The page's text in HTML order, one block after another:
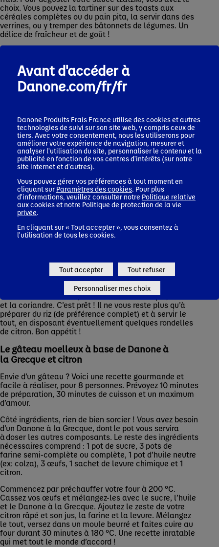
choix. Vous pouvez la tartiner sur des toasts aux
céréales complètes ou du pain pita, la servir dans des
verrines, ou y tremper des bâtonnets de légumes. Un
délice de fraîcheur et de goût !
Le poulet mariné au Danone à la Grecque et
aux épices
Cette recette familiale est la preuve que le Danone à
la Grecque a toute sa place dans vos recettes de plats
de résistance. Pour préparer un repas pour 4
Voici la liste des ingrédients nécessaires : 8 pilons de
poulet, 3 citrons verts, 1 piment, 10 brins de
coriandre lavée et ciselée, 1 pot de Danone à la
Grecque, 1 cuillère à soupe de miel, 2 gousses
d’ail épluchées et hachées, 1 cuillère à soupe de cumin
aussi du riz (par exemple) pour accompagner votre plat
de poulet.
Commencez par préparer une marinade en pressant un
citron, et en y ajoutant une cuillère à soupe d’huile
d’olive, le cumin et une gousse d’ail. Faites une grande
incision sur chaque pilon et laissez votre poulet
durant 20 minutes.
Pour votre sauce, pressez un citron et ajoutez-y une
gousse d’ail râpée. Mixez ce mélange avec le piment,
le reste d’huile d’olive, le Danone à la Grecque, le miel
et la coriandre. C’est prêt ! Il ne vous reste plus qu’à
préparer du riz (de préférence complet) et à servir le
tout, en disposant éventuellement quelques rondelles
de citron. Bon appétit !
Le gâteau moelleux à base de Danone à
la Grecque et citron
Envie d’un gâteau ? Voici une recette gourmande et
facile à réaliser, pour 8 personnes. Prévoyez 10 minutes
de préparation, 30 minutes de cuisson et un maximum
d’amour.
Côté ingrédients, rien de bien sorcier ! Vous avez besoin
d’un Danone à la Grecque, dont le pot vous servira
à doser les autres composants. Le reste des ingrédients
nécessaires comprend : 1 pot de sucre, 3 pots de
farine semi-complète ou complète, 1 pot d’huile neutre
(ex: colza), 3 œufs, 1 sachet de levure chimique et 1
citron.
Commencez par préchauffer votre four à 200 °C.
Cassez vos œufs et mélangez-les avec le sucre, l’huile
et le Danone à la Grecque. Ajoutez le zeste de votre
citron râpé et son jus, la farine et la levure. Mélangez
le tout, versez dans un moule beurré et faites cuire au
four durant 30 minutes à 180 °C. Une recette inratable
qui met tout le monde d’accord !
Avant d'accéder à
Danone.com/fr/fr
Danone Produits Frais France utilise des cookies et autres
technologies de suivi sur son site web, y compris ceux de
tiers. Avec votre consentement, nous les utiliserons pour
améliorer votre expérience de navigation, mesurer et
analyser l'utilisation du site, personnaliser le contenu et la
publicité en fonction de vos centres d'intérêts (sur notre
site internet et d'autres).
Vous pouvez gérer vos préférences à tout moment en
cliquant sur Paramètres des cookies . Pour plus
d'informations, veuillez consulter notre Politique relative
aux cookieset notre Politique de protection de la vie
privée
En cliquant sur « Tout accepter », vous consentez à
l'utilisation de tous les cookies.
Tout accepter Tout refuser
Personnaliser mes choix